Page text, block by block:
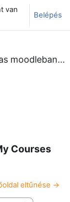
van
Belépés
1.8-as moodleban (1.7-ben is) My Courses
Courses
eltűnése →